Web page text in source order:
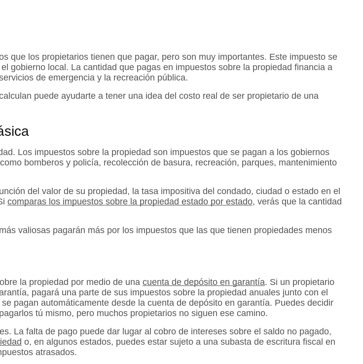
que los propietarios tienen que pagar, pero son muy importantes. Este impuesto se
gobierno local. La cantidad que pagas en impuestos sobre la propiedad financia a
de emergencia y la recreación pública.
puede ayudarte a tener una idea del costo real de ser propietario de una
Los impuestos sobre la propiedad son impuestos que se pagan a los gobiernos
bomberos y policía, recolección de basura, recreación, parques, mantenimiento
del valor de su propiedad, la tasa impositiva del condado, ciudad o estado en el
comparas los impuestos sobre la propiedad estado por estado, verás que la cantidad
valiosas pagarán más por los impuestos que las que tienen propiedades menos
la propiedad por medio de una cuenta de depósito en garantía. Si un propietario
pagará una parte de sus impuestos sobre la propiedad anuales junto con el
pagan automáticamente desde la cuenta de depósito en garantía. Puedes decidir
tú mismo, pero muchos propietarios no siguen ese camino.
La falta de pago puede dar lugar al cobro de intereses sobre el saldo no pagado,
o, en algunos estados, puedes estar sujeto a una subasta de escritura fiscal en
atrasados.